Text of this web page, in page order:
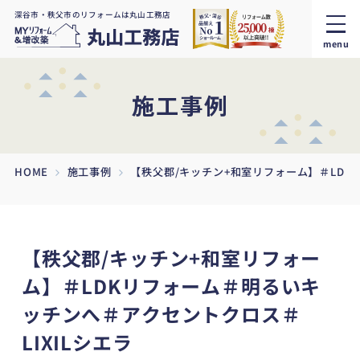
深谷市・秩父市のリフォームは丸山工務店
menu
施工事例
HOME 施工事例 【秩父郡/キッチン+和室リフォーム】＃
【秩父郡/キッチン+和室リフォー
ム】＃LDKリフォーム＃明るいキ
ッチンへ＃アクセントクロス＃
LIXILシエラ